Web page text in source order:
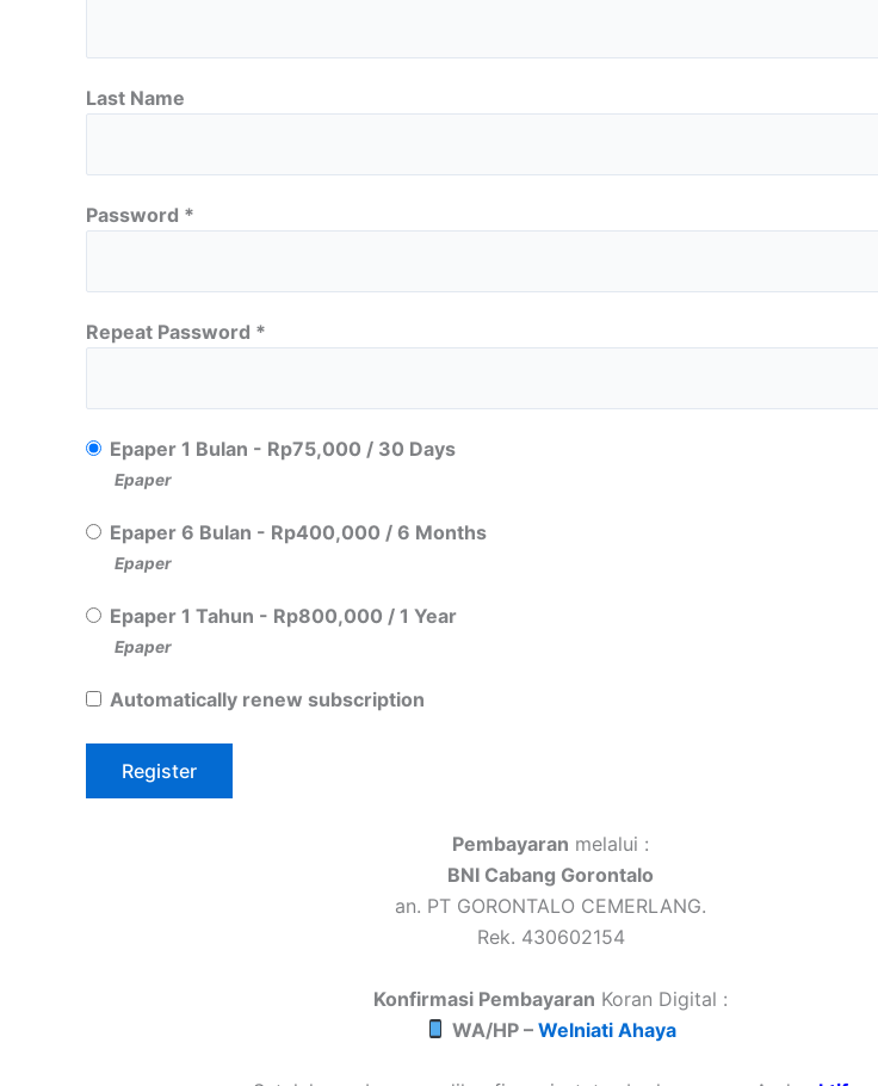
Last Name
Password *
Repeat Password *
Epaper 1 Bulan - Rp75,000 / 30 Days
Epaper
Epaper 6 Bulan - Rp400,000 / 6 Months
Epaper
Epaper 1 Tahun - Rp800,000 / 1 Year
Epaper
Automatically renew subscription
Pembayaran melalui :
BNI Cabang Gorontalo
an. PT GORONTALO CEMERLANG.
Rek. 430602154
Konfirmasi Pembayaran Koran Digital :
WA/HP – Welniati Ahaya